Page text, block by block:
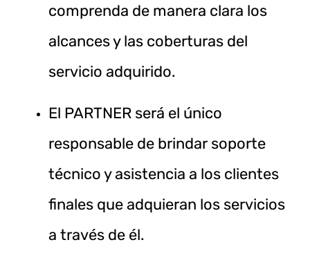
comprenda de manera clara los
alcances y las coberturas del
servicio adquirido.
El PARTNER será el único
responsable de brindar soporte
técnico y asistencia a los clientes
finales que adquieran los servicios
a través de él.